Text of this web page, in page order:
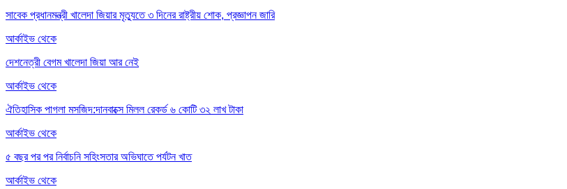
সাবেক প্রধানমন্ত্রী খালেদা জিয়ার মৃত্যুতে ৩ দিনের রাষ্ট্রীয় শোক, প্রজ্ঞাপন জারি
আর্কাইভ থেকে
দেশনেত্রী বেগম খালেদা জিয়া আর নেই
আর্কাইভ থেকে
ঐতিহাসিক পাগলা মসজিদ:দানবাক্সে মিলল রেকর্ড ৬ কোটি ৩২ লাখ টাকা
আর্কাইভ থেকে
৫ বছর পর পর নির্বাচনি সহিংসতার অভিঘাতে পর্যটন খাত
আর্কাইভ থেকে